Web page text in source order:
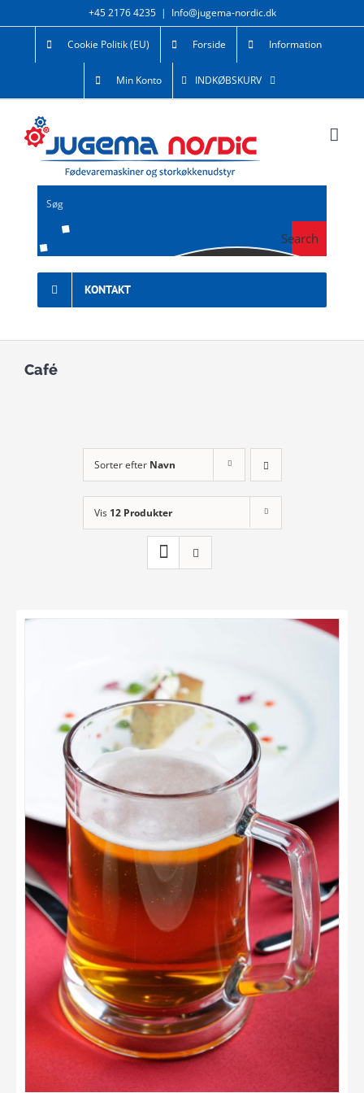
+45 2176 4235 | Info@jugema-nordic.dk
Cookie Politik (EU) Forside Information
Min Konto INDKØBSKURV
Search
KONTAKT
Café
Sorter efter Navn
Vis 12 Produkter